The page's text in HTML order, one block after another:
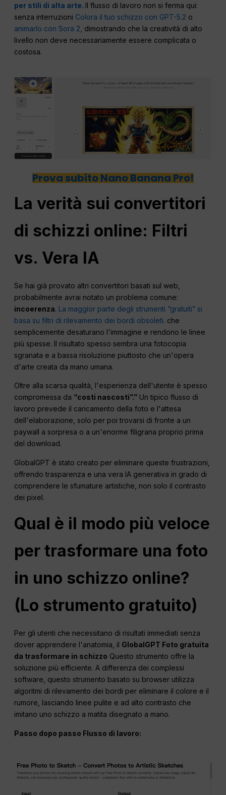
per stili di alta arte. Il flusso di lavoro non si ferma qui:
senza interruzioni Colora il tuo schizzo con GPT-5.2 o
animarlo con Sora 2, dimostrando che la creatività di alto
livello non deve necessariamente essere complicata o
costosa.
Prova subito Nano Banana Pro!
La verità sui convertitori
di schizzi online: Filtri
vs. Vera IA
Se hai già provato altri convertitori basati sul web,
probabilmente avrai notato un problema comune:
incoerenza. La maggior parte degli strumenti “gratuiti” si
basa su filtri di rilevamento dei bordi obsoleti. che
semplicemente desaturano l'immagine e rendono le linee
più spesse. Il risultato spesso sembra una fotocopia
sgranata e a bassa risoluzione piuttosto che un'opera
d'arte creata da mano umana.
Oltre alla scarsa qualità, l'esperienza dell'utente è spesso
compromessa da “costi nascosti”.” Un tipico flusso di
lavoro prevede il caricamento della foto e l'attesa
dell'elaborazione, solo per poi trovarsi di fronte a un
paywall a sorpresa o a un'enorme filigrana proprio prima
del download.
GlobalGPT è stato creato per eliminare queste frustrazioni,
offrendo trasparenza e una vera IA generativa in grado di
comprendere le sfumature artistiche, non solo il contrasto
dei pixel.
Qual è il modo più veloce
per trasformare una foto
in uno schizzo online?
(Lo strumento gratuito)
Per gli utenti che necessitano di risultati immediati senza
dover apprendere l'anatomia, il GlobalGPT Foto gratuita
da trasformare in schizzo Questo strumento offre la
soluzione più efficiente. A differenza dei complessi
software, questo strumento basato su browser utilizza
algoritmi di rilevamento dei bordi per eliminare il colore e il
rumore, lasciando linee pulite e ad alto contrasto che
imitano uno schizzo a matita disegnato a mano.
Passo dopo passo Flusso di lavoro: